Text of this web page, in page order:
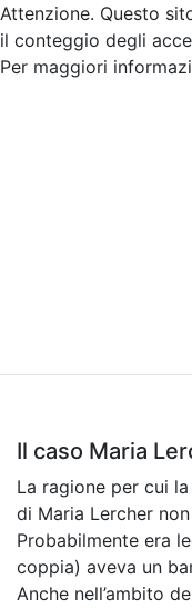
Attenzione. Questo
il conteggio degli
Per maggiori
Il caso Maria
La ragione per cui
di Maria Lercher
Probabilmente era
coppia) aveva un
Anche nell’ambito